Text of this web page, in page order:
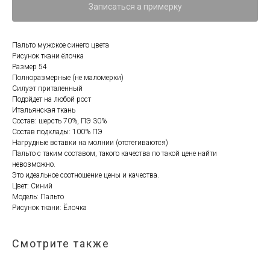
Записаться а примерку
Пальто мужское синего цвета
Рисунок ткани ёлочка
Размер 54
Полноразмерные (не маломерки)
Силуэт приталенный
Подойдет на любой рост
Итальянская ткань
Состав: шерсть 70%, ПЭ 30%
Состав подклады: 100% ПЭ
Нагрудные вставки на молнии (отстегиваются)
Пальто с таким составом, такого качества по такой цене найти
невозможно.
Это идеальное соотношение цены и качества.
Цвет: Синий
Модель: Пальто
Рисунок ткани: Ёлочка
Смотрите также